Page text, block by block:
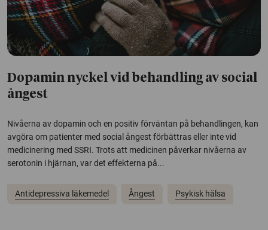
Dopamin nyckel vid behandling av social
ångest
Nivåerna av dopamin och en positiv förväntan på behandlingen, kan
avgöra om patienter med social ångest förbättras eller inte vid
medicinering med SSRI. Trots att medicinen påverkar nivåerna av
serotonin i hjärnan, var det effekterna på...
Antidepressiva läkemedel Ångest Psykisk hälsa